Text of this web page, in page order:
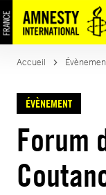
Accueil
ÉVÈNEMENT
Forum